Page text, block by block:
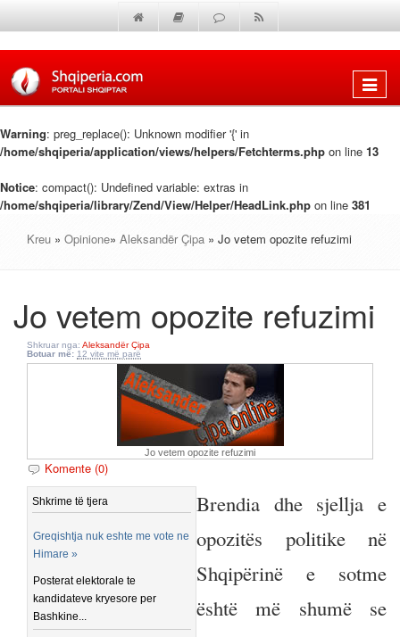
Shfaq
Warning: preg_replace(): Unknown modifier '{' in
/home/shqiperia/application/views/helpers/Fetchterms.php on line 13
Notice: compact(): Undefined variable: extras in
/home/shqiperia/library/Zend/View/Helper/HeadLink.php on line 381
Kreu » Opinione» Aleksandër Çipa » Jo vetem opozite refuzimi
Jo vetem opozite refuzimi
Shkruar nga: Aleksandër Çipa
Botuar më: 12 vite më parë
Jo vetem opozite refuzimi
Komente (0)
Shkrime të tjera
Greqishtja nuk eshte me vote ne
Himare »
Posterat elektorale te
kandidateve kryesore per
Bashkine...
Brendia dhe sjellja e
opozitës politike në
Shqipërinë e sotme
është më shumë se